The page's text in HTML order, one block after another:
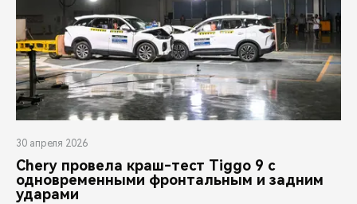
30 апреля 2026
Chery провела краш-тест Tiggo 9 с
одновременными фронтальным и задним
ударами